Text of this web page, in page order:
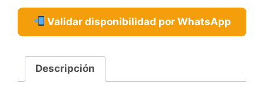
Validar disponibilidad por WhatsApp
Descripción